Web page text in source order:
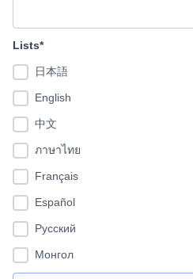
Lists*
日本語
English
中文
ภาษาไทย
Français
Español
Pусский
Монгол